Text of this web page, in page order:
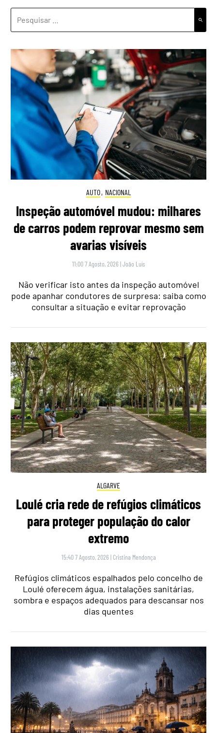
AUTO, NACIONAL
Inspeção automóvel mudou: milhares
de carros podem reprovar mesmo sem
avarias visíveis
11:00 7 Agosto, 2026 |João Luís
Não verificar isto antes da inspeção automóvel
pode apanhar condutores de surpresa: saiba como
consultar a situação e evitar reprovação
ALGARVE
Loulé cria rede de refúgios climáticos
para proteger população do calor
extremo
15:40 7 Agosto, 2026 | Cristina Mendonça
Refúgios climáticos espalhados pelo concelho de
Loulé oferecem água, instalações sanitárias,
sombra e espaços adequados para descansar nos
dias quentes